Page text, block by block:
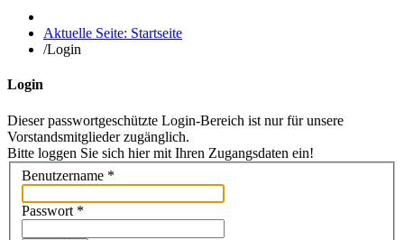
Aktuelle Seite: Startseite
/Login
Login
Dieser passwortgeschützte Login-Bereich ist nur für unsere
Vorstandsmitglieder zugänglich.
Bitte loggen Sie sich hier mit Ihren Zugangsdaten ein!
Benutzername *
Passwort *